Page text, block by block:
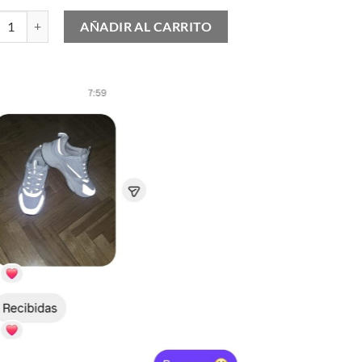
Samba "Classic" cantidadAÑADIR AL CARRITO